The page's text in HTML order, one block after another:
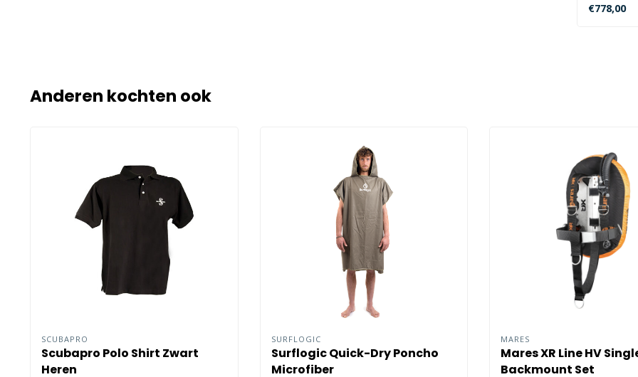
€778,00
Anderen kochten ook
SCUBAPRO
Scubapro Polo Shirt Zwart
Heren
SURFLOGIC
Surflogic Quick-Dry Poncho
Microfiber
MARES
Mares XR Line HV
Backmount Set